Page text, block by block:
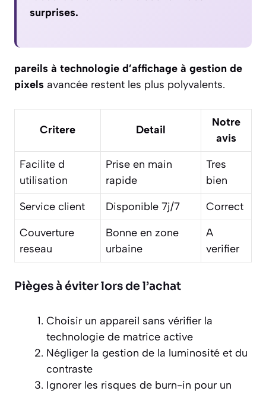
surprises.
pareils à technologie d’affichage à gestion de
pixels avancée restent les plus polyvalents.
Critere Detail
Notre
avis
Facilite d
utilisation
Prise en main
rapide
Tres
bien
Service client
Disponible 7j/7
Correct
Couverture
reseau
Bonne en zone
urbaine
A
verifier
Pièges à éviter lors de l’achat
Choisir un appareil sans vérifier la
technologie de matrice active
Négliger la gestion de la luminosité et du
contraste
Ignorer les risques de burn-in pour un